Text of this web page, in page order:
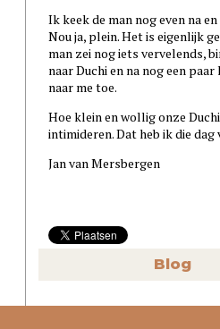
Ik keek de man nog even na
Nou ja, plein. Het is eigenlijk
man zei nog iets vervelends,
naar Duchi en na nog een
naar me toe.
Hoe klein en wollig onze
intimideren. Dat heb ik die dag
Jan van Mersbergen
Blog